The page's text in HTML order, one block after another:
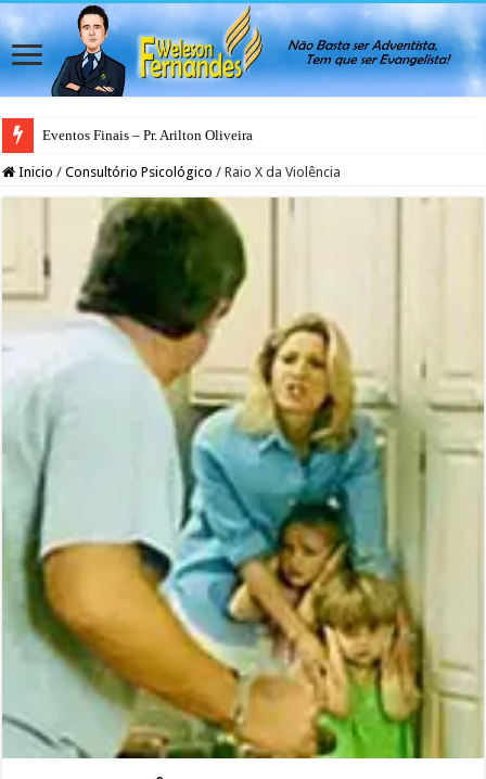
Eventos Finais – Pr. Arilton Oliveira
Inicio / Consultório Psicológico / Raio X da Violência